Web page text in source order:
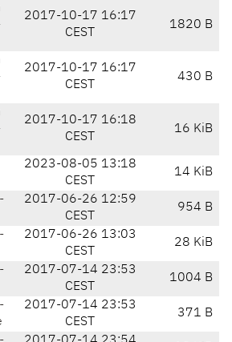
2017-10-17 16:17
CEST
1820 B
2017-10-17 16:17
CEST
430 B
2017-10-17 16:18
CEST
16 KiB
2023-08-05 13:18
CEST
14 KiB
2017-06-26 12:59
CEST
954 B
2017-06-26 13:03
CEST
28 KiB
2017-07-14 23:53
CEST
1004 B
2017-07-14 23:53
CEST
371 B